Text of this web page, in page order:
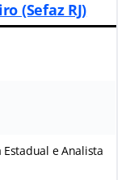
(Sefaz RJ)
e Analista